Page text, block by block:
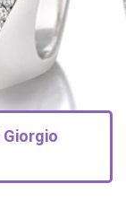
Giorgio